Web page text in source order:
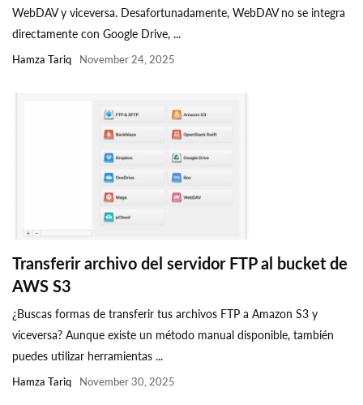
WebDAV y viceversa. Desafortunadamente, WebDAV no se integra
directamente con Google Drive, ...
Hamza Tariq November 24, 2025
Transferir archivo del servidor FTP al bucket de
AWS S3
¿Buscas formas de transferir tus archivos FTP a Amazon S3 y
viceversa? Aunque existe un método manual disponible, también
puedes utilizar herramientas ...
Hamza Tariq November 30, 2025